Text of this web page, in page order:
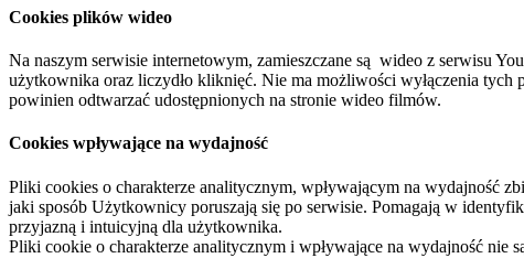
Cookies plików wideo
Na naszym serwisie internetowym, zamieszczane są wideo z serwisu
użytkownika oraz liczydło kliknięć. Nie ma możliwości wyłączenia
powinien odtwarzać udostępnionych na stronie wideo filmów.
Cookies wpływające na wydajność
Pliki cookies o charakterze analitycznym, wpływającym na wydajność
jaki sposób Użytkownicy poruszają się po serwisie. Pomagają w
przyjazną i intuicyjną dla użytkownika.
Pliki cookie o charakterze analitycznym i wpływające na wydajność nie